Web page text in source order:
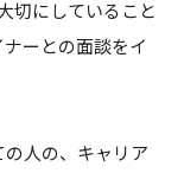
切にしていること
ーとの面談をイ
人の、キャリア